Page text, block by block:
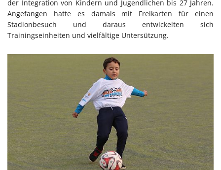
der Integration von Kindern und Jugendlichen bis 27 Jahren.
Angefangen hatte es damals mit Freikarten für einen
Stadionbesuch und daraus entwickelten sich
Trainingseinheiten und vielfältige Untersützung.